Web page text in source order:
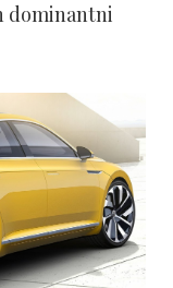
dominantni